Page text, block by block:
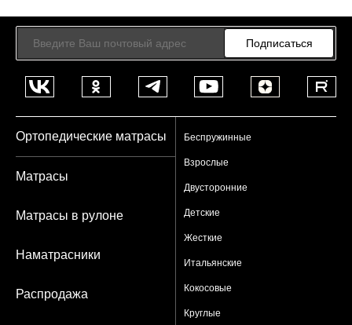
Подписаться
Ортопедические матрасы Беспружинные
Взрослые
Двусторонние
Детские
Жесткие
Итальянские
Кокосовые
Круглые
Матрасы
Матрасы в рулоне
Наматрасники
Распродажа